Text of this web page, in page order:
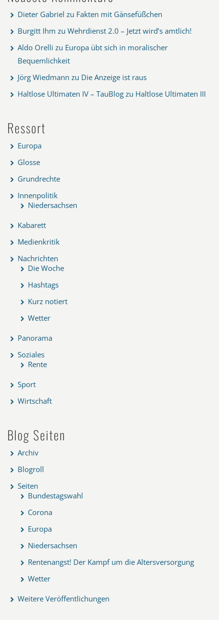
Dieter Gabriel zu Fakten mit Gänsefüßchen
Burgitt Ihm zu Wehrdienst 2.0 – Jetzt wird’s amtlich!
Aldo Orelli zu Europa übt sich in moralischer
Bequemlichkeit
Jörg Wiedmann zu Die Anzeige ist raus
Haltlose Ultimaten IV – TauBlog zu Haltlose Ultimaten III
Ressort
Europa
Glosse
Grundrechte
Innenpolitik
Niedersachsen
Kabarett
Medienkritik
Nachrichten
Die Woche
Hashtags
Kurz notiert
Wetter
Panorama
Soziales
Rente
Sport
Wirtschaft
Blog Seiten
Archiv
Blogroll
Seiten
Bundestagswahl
Corona
Europa
Niedersachsen
Rentenangst! Der Kampf um die Altersversorgung
Wetter
Weitere Veröffentlichungen